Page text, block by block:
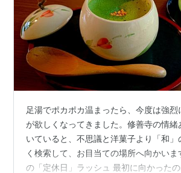
足湯でポカポカ温まったら、今度は強烈
が欲しくなってきました。修善寺の情緒
いていると、不思議と洋菓子より「和」
く検索して、お目当ての場所へ向かい
の「定休日」ラッシュ 最初に向かった